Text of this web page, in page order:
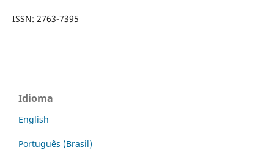
ISSN: 2763-7395
Idioma
English
Português (Brasil)